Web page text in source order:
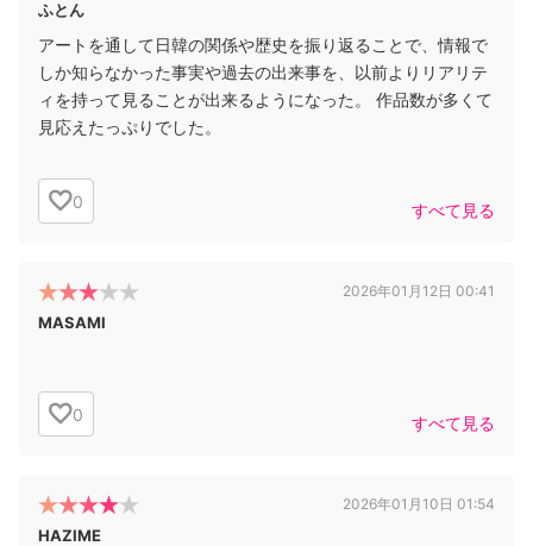
ふとん
アートを通して日韓の関係や歴史を振り返ることで、情報で
しか知らなかった事実や過去の出来事を、以前よりリアリテ
ィを持って見ることが出来るようになった。 作品数が多くて
見応えたっぷりでした。
0 すべて見る
2026年01月12日 00:41
MASAMI
0 すべて見る
2026年01月10日 01:54
HAZIME